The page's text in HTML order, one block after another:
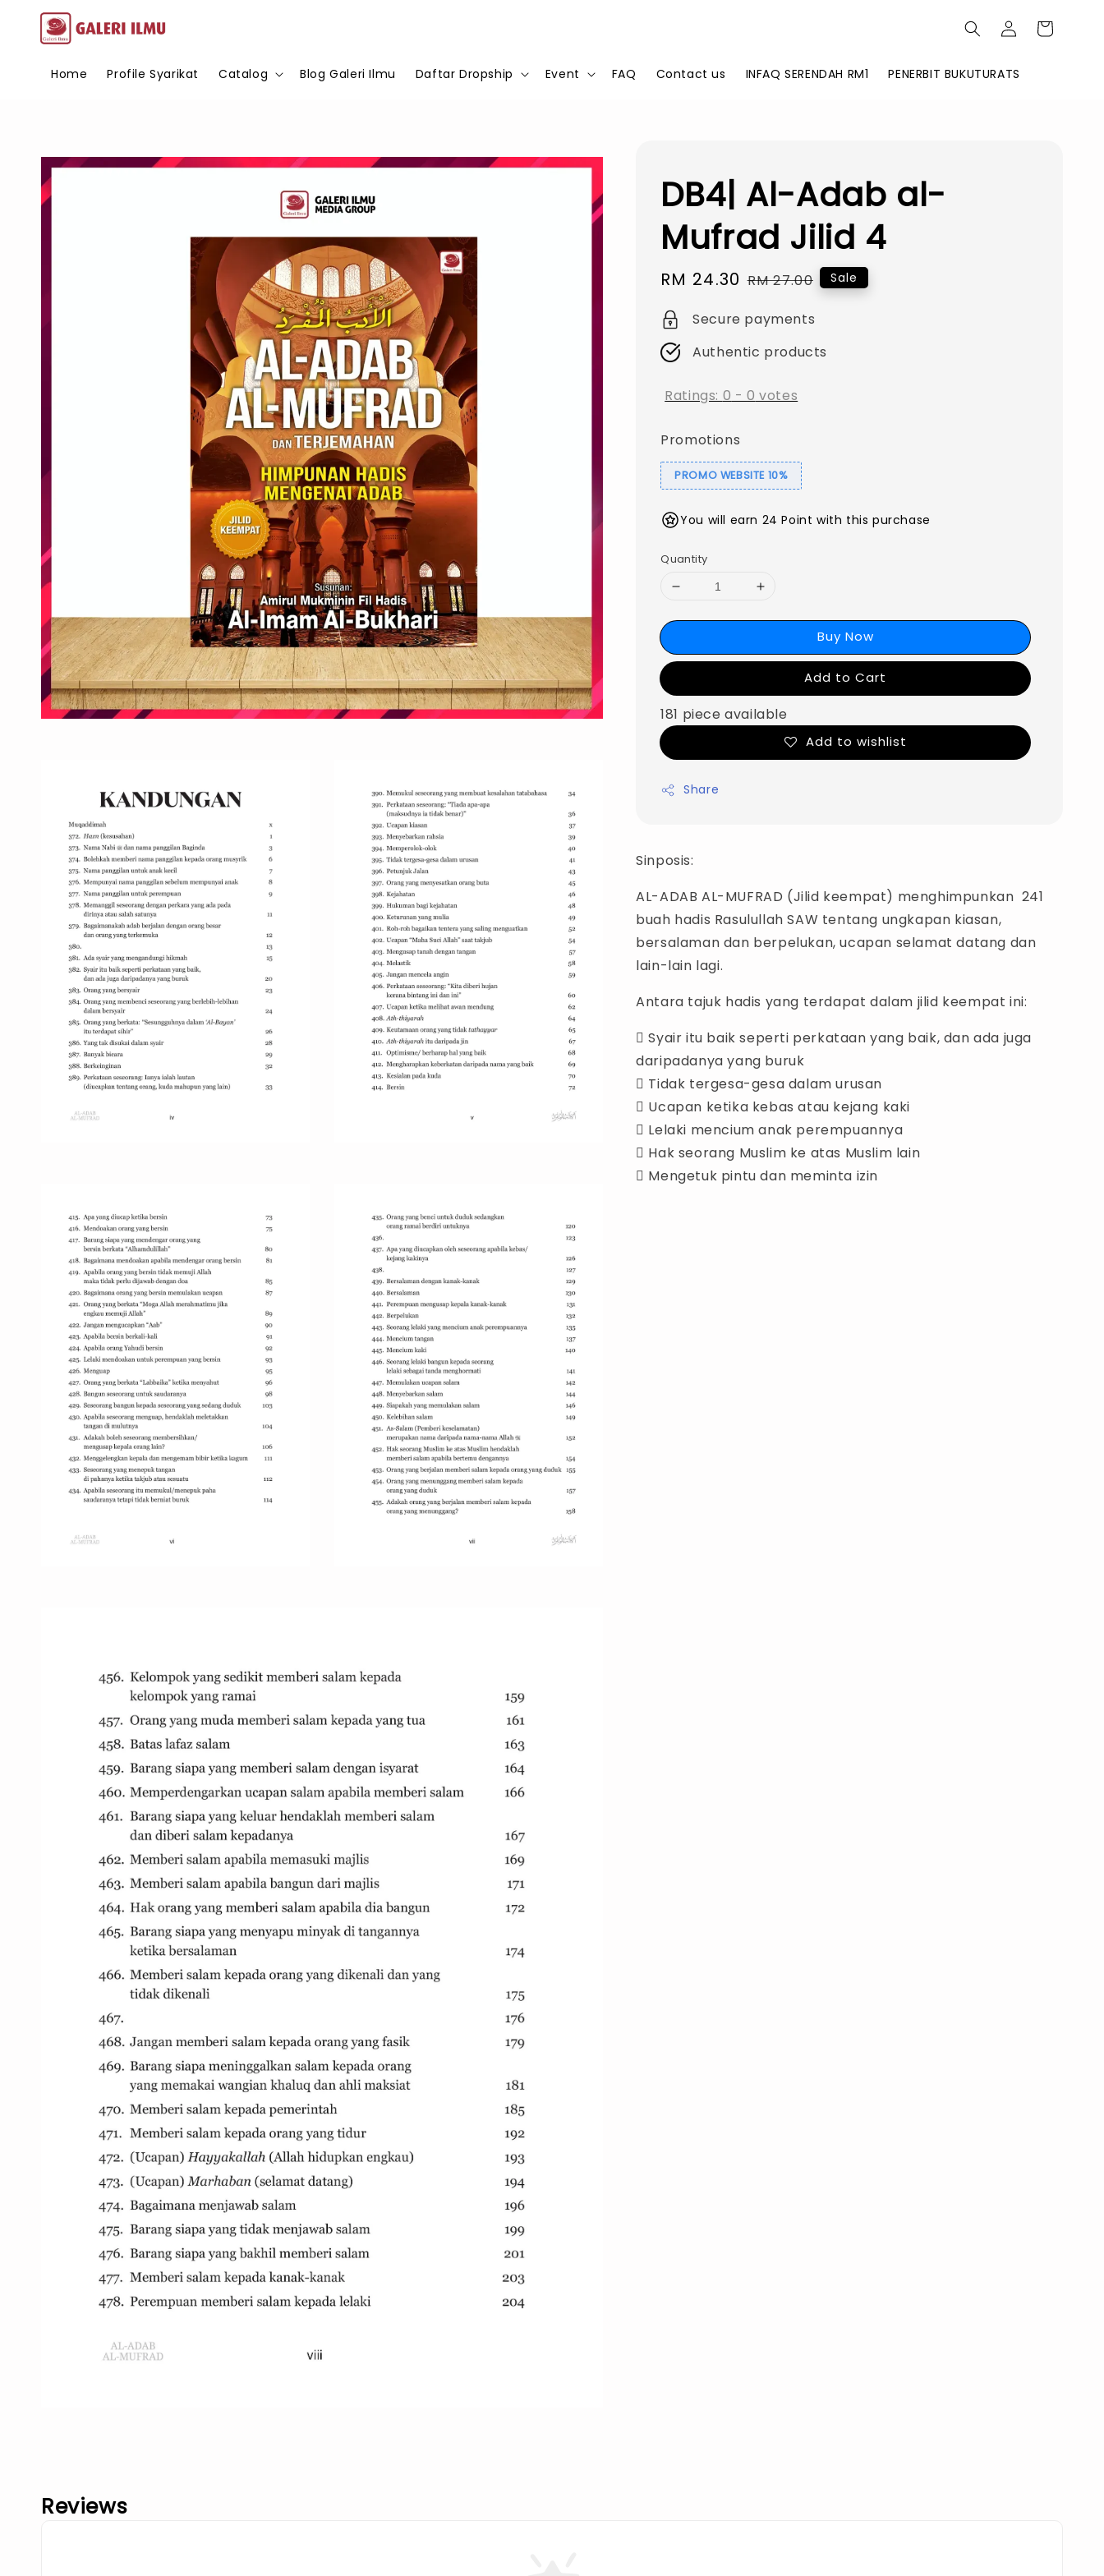
Home Profile Syarikat Catalog Blog Galeri Ilmu Daftar Dropship Event FAQ Contact us INFAQ SERENDAH RM1 PENERBIT BUKUTURATS
DB4| Al-Adab al-
Mufrad Jilid 4
Sale
price
RM 24.30 Regular
RM 27.00 Sale
Secure payments
Authentic products
Ratings: 0 -0 votes
Promotions
PROMO WEBSITE 10%
You will earn 24 Point with this purchase
Quantity
Buy Now
Add to Cart
181 piece available
Add to wishlist
Share
Sinposis:
AL-ADAB AL-MUFRAD (Jilid keempat) menghimpunkan 241
buah hadis Rasulullah SAW tentang ungkapan kiasan,
bersalaman dan berpelukan, ucapan selamat datang dan
lain-lain lagi.
Antara tajuk hadis yang terdapat dalam jilid keempat ini:
 Syair itu baik seperti perkataan yang baik, dan ada juga
daripadanya yang buruk
 Tidak tergesa-gesa dalam urusan
 Ucapan ketika kebas atau kejang kaki
 Lelaki mencium anak perempuannya
 Hak seorang Muslim ke atas Muslim lain
 Mengetuk pintu dan meminta izin
Reviews